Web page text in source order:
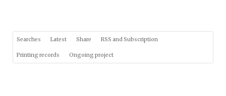
Searches Latest Share RSS and Subscription
Printing records Ongoing project